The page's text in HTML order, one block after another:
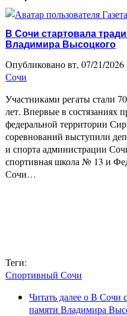
В Сочи стартовала
Владимира Высоцкого
Опубликовано вт, 07/21/2026
Сочи
Участниками регаты стали
лет. Впервые в состязаниях
федеральной территории
соревнований выступили
и спорта администрации
спортивная школа № 13 и
Сочи…
Теги:
Спортивный Сочи
Читать далеео В Сочи
памяти Владимира